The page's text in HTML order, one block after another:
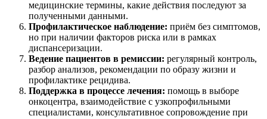
медицинские термины, какие действия последуют за
полученными данными.
Профилактическое наблюдение: приём без симптомов,
но при наличии факторов риска или в рамках
диспансеризации.
Ведение пациентов в ремиссии: регулярный контроль,
разбор анализов, рекомендации по образу жизни и
профилактике рецидива.
Поддержка в процессе лечения: помощь в выборе
онкоцентра, взаимодействие с узкопрофильными
специалистами, консультативное сопровождение при